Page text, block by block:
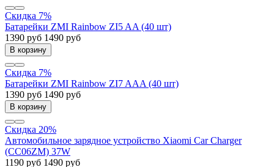
Скидка 7%
Батарейки ZMI Rainbow ZI5 AA (40 шт)
1390 руб 1490 руб
В корзину
Скидка 7%
Батарейки ZMI Rainbow ZI7 AAA (40 шт)
1390 руб 1490 руб
В корзину
Скидка 20%
Автомобильное зарядное устройство Xiaomi Car Charger
(CC06ZM) 37W
1190 руб 1490 руб